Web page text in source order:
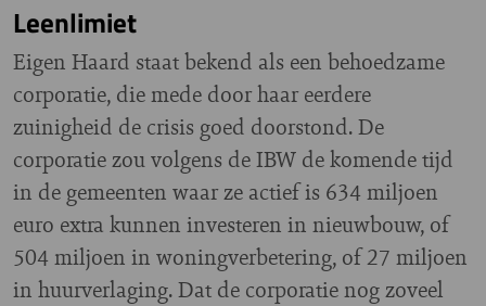
Leenlimiet
Eigen Haard staat bekend als een behoedzame
corporatie, die mede door haar eerdere
zuinigheid de crisis goed doorstond. De
corporatie zou volgens de IBW de komende tijd
in de gemeenten waar ze actief is 634 miljoen
euro extra kunnen investeren in nieuwbouw, of
504 miljoen in woningverbetering, of 27 miljoen
in huurverlaging. Dat de corporatie nog zoveel